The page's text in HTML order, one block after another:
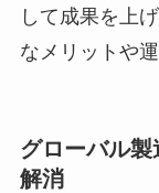
して成果を上
なメリットや
グローバル
解消